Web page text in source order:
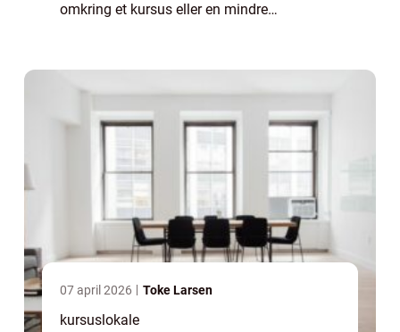
omkring et kursus eller en mindre
07 april 2026 Toke Larsen
kursuslokale